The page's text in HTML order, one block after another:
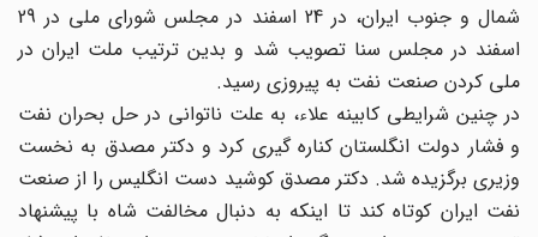
شمال و جنوب ایران، در 24 اسفند در مجلس شورای ملی در 29
اسفند در مجلس سنا تصویب شد و بدین ترتیب ملت ایران در
ملی کردن صنعت نفت به پیروزی رسید.
در چنین شرایطی کابینه علاء، به علت ناتوانی در حل بحران نفت
و فشار دولت انگلستان کناره گیری کرد و دکتر مصدق به نخست
وزیری برگزیده شد. دکتر مصدق کوشید دست انگلیس را از صنعت
نفت ایران کوتاه کند تا اینکه به دنبال مخالفت شاه با پیشنهاد